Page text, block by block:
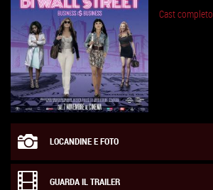
Cast completo
LOCANDINE E FOTO
GUARDA IL TRAILER